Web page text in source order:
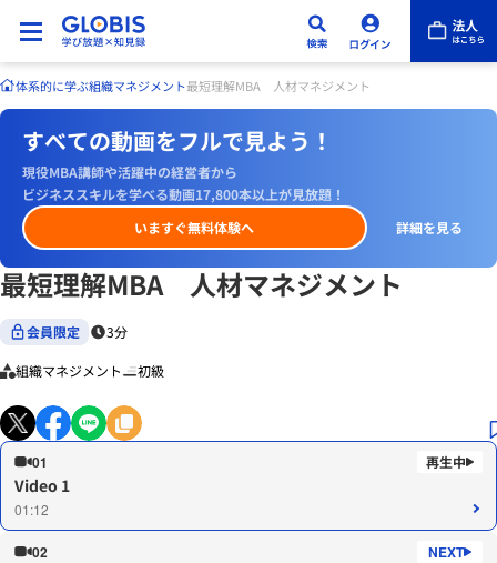
体系的に学ぶ組織マネジメント最短理解MBA 人材マネジメント
すべての動画をフルで見よう！
現役MBA講師や活躍中の経営者から
ビジネススキルを学べる動画17,800本以上が見放題！
いますぐ無料体験へ
詳細を見る
最短理解MBA 人材マネジメント
会員限定 3分
組織マネジメント 初級
01
Video 1
01:12
02